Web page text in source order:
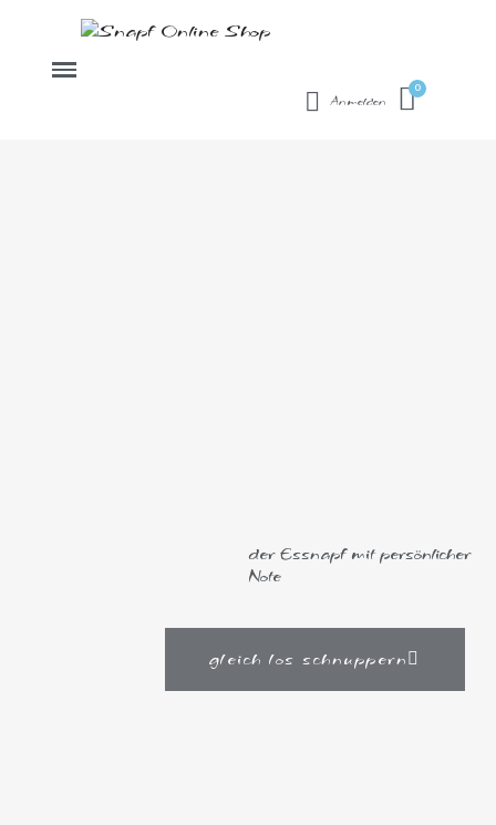
Anmelden
der Essnapf mit persönlicher
Note
gleich los schnuppern